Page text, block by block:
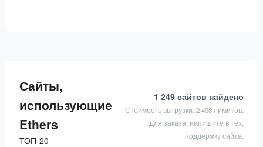
Сайты,
использующие
Ethers
ТОП-20
1 249 сайтов найдено
Стоимость выгрузки: 2 498 лимитов.
Для заказа, напишите в тех.
поддержку сайта.